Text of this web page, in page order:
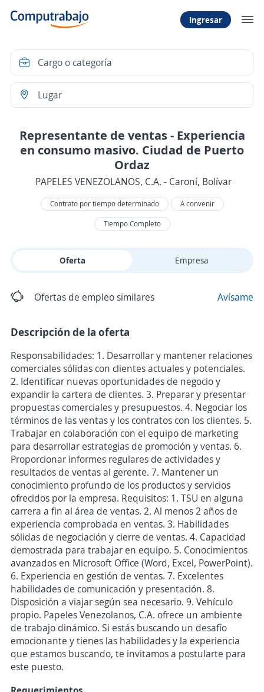
Ingresar
Representante de ventas - Experiencia
en consumo masivo. Ciudad de Puerto
Ordaz
PAPELES VENEZOLANOS, C.A. - Caroní, Bolívar
Contrato por tiempo determinado
A convenir
Tiempo Completo
Oferta Empresa
Ofertas de empleo similares Avísame
Descripción de la oferta
Responsabilidades: 1. Desarrollar y mantener relaciones
comerciales sólidas con clientes actuales y potenciales.
2. Identificar nuevas oportunidades de negocio y
expandir la cartera de clientes. 3. Preparar y presentar
propuestas comerciales y presupuestos. 4. Negociar los
términos de las ventas y los contratos con los clientes. 5.
Trabajar en colaboración con el equipo de marketing
para desarrollar estrategias de promoción y ventas. 6.
Proporcionar informes regulares de actividades y
resultados de ventas al gerente. 7. Mantener un
conocimiento profundo de los productos y servicios
ofrecidos por la empresa. Requisitos: 1. TSU en alguna
carrera a fin al área de ventas. 2. Al menos 2 años de
experiencia comprobada en ventas. 3. Habilidades
sólidas de negociación y cierre de ventas. 4. Capacidad
demostrada para trabajar en equipo. 5. Conocimientos
avanzados en Microsoft Office (Word, Excel, PowerPoint).
6. Experiencia en gestión de ventas. 7. Excelentes
habilidades de comunicación y presentación. 8.
Disposición a viajar según sea necesario. 9. Vehículo
propio. Papeles Venezolanos, C.A. ofrece un ambiente
de trabajo dinámico. Si estás buscando un desafío
emocionante y tienes las habilidades y la experiencia
que estamos buscando, te invitamos a postularte para
este puesto.